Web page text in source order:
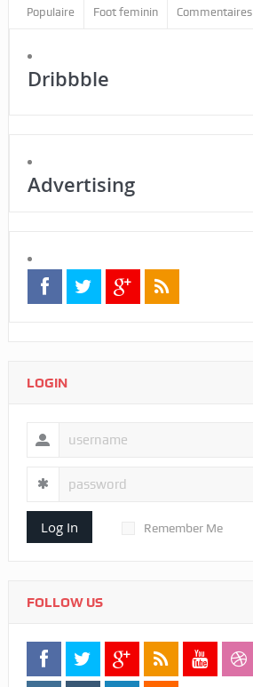
Populaire Foot feminin Commentaires
Dribbble
Advertising
LOGIN
Log In Remember Me
FOLLOW US